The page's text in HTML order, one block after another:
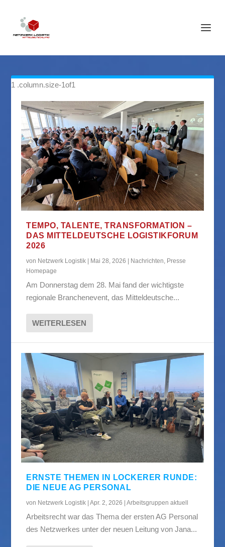
TEMPO, TALENTE, TRANSFORMATION –
DAS MITTELDEUTSCHE LOGISTIKFORUM
2026
von Netzwerk Logistik | Mai 28, 2026 | Nachrichten Presse
Homepage
Am Donnerstag dem 28. Mai fand der wichtigste
regionale Branchenevent, das Mitteldeutsche...
WEITERLESEN
ERNSTE THEMEN IN LOCKERER RUNDE:
DIE NEUE AG PERSONAL
von Netzwerk Logistik |Apr. 2, 2026 |Arbeitsgruppen aktuell
Arbeitsrecht war das Thema der ersten AG Personal
des Netzwerkes unter der neuen Leitung von Jana...